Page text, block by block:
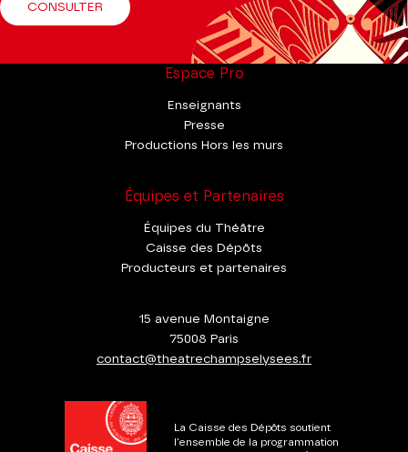
CONSULTER
Espace Pro
Enseignants
Presse
Productions Hors les murs
Équipes et Partenaires
Équipes du Théâtre
Caisse des Dépôts
Producteurs et partenaires
15 avenue Montaigne
75008 Paris
contact@theatrechampselysees.fr
La Caisse des Dépôts soutient
l'ensemble de la programmation